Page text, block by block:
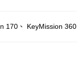
170、 KeyMission 360